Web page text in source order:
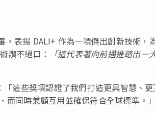
，表揚 DALI+ 作為一項傑出創新技術，
讚不絕口：
「這代表著向前邁進踏出
這些獎項認證了我們打造更具智慧、
同時兼顧互用並確保符合全球標準。」